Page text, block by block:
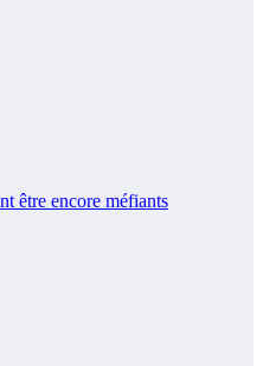
être encore méfiants